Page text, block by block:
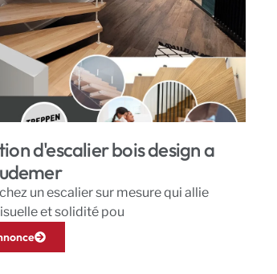
d'escalier bois design a
un escalier sur mesure qui allie
et solidité pou